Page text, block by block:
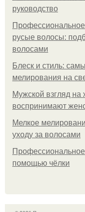
руководство
русые волосы:
волосами
Блеск и стиль:
мелирования на
Мужской взгляд
воспринимают
Мелкое
уходу за волосами
помощью чёлки